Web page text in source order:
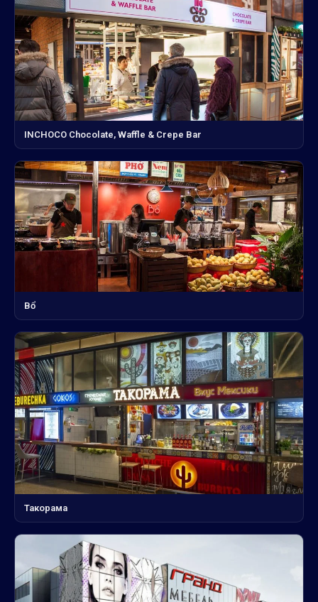
INCHOCO Chocolate, Waffle & Crepe Bar
Bổ
Такорама